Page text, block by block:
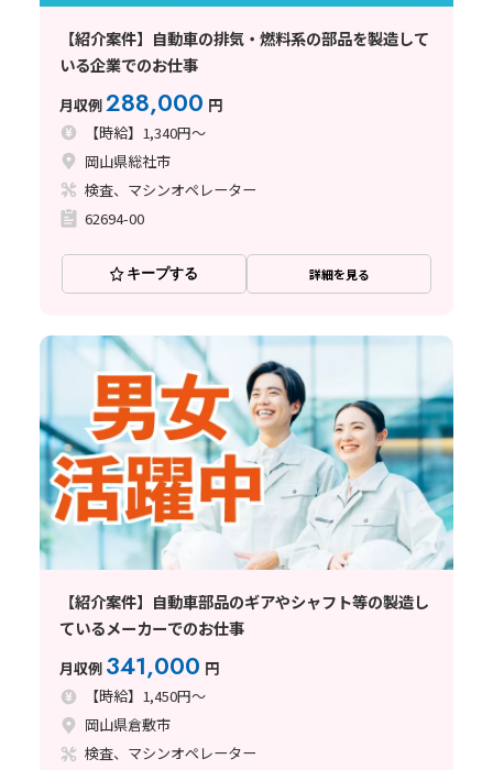
【紹介案件】自動車の排気・燃料系の部品を製造して
いる企業でのお仕事
月収例288,000 円
【時給】1,340円～
岡山県総社市
検査、マシンオペレーター
62694-00
キープする 詳細を見る
【紹介案件】自動車部品のギアやシャフト等の製造し
ているメーカーでのお仕事
月収例 341,000 円
【時給】1,450円～
岡山県倉敷市
検査、マシンオペレーター